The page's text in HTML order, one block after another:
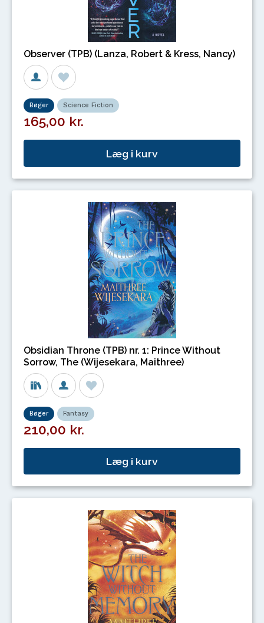
Observer (TPB) (Lanza, Robert & Kress, Nancy)
Bøger Science Fiction
165,00 kr.
Læg i kurv
Obsidian Throne (TPB) nr. 1: Prince Without
Sorrow, The (Wijesekara, Maithree)
Bøger Fantasy
210,00 kr.
Læg i kurv